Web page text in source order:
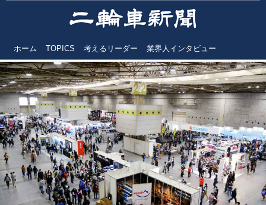
ホーム TOPICS 考えるリーダー 業界人インタビュー